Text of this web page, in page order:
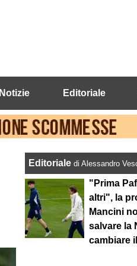
Notizie Editoriale
Editorialedi Alessandro
"Prima
altri", la
Mancini
salvare la
cambiare